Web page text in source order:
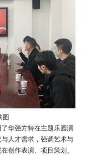
图
华强方特在主题乐园演
人才需求，强调艺术与
创作表演、项目策划、